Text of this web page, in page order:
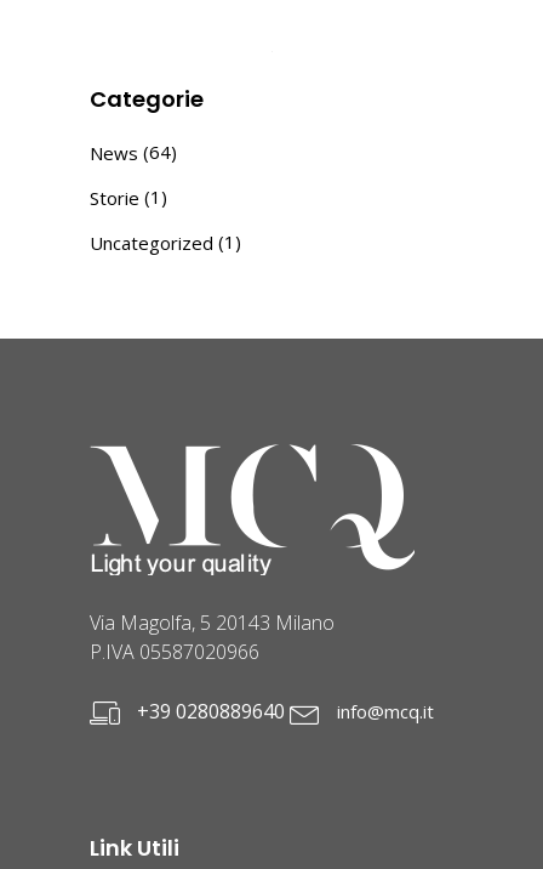
Categorie
News (64)
Storie (1)
Uncategorized (1)
Via Magolfa, 5 20143 Milano
P.IVA 05587020966
+39 0280889640 info@mcq.it
Link Utili